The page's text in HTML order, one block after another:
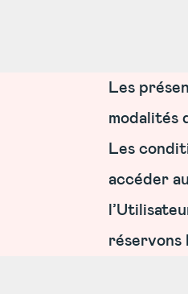
Les
modalités
Les
accéder
réservons